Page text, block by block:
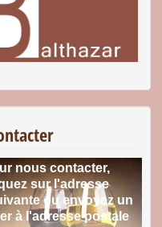
nous contacter,
sur l'adresse
ou envoyez un
à l'adresse postale